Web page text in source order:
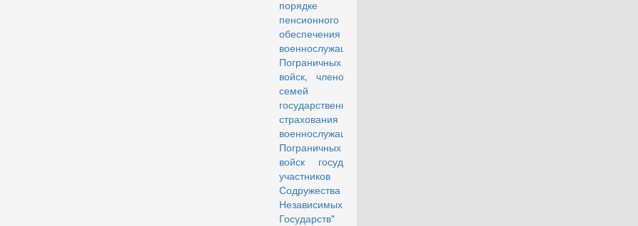
порядке
пенсионного
обеспечения
военнослужащих
Пограничных
войск, членов их
семей и
государственного
страхования
военнослужащих
Пограничных
войск государств
участников
Содружества
Независимых
Государств"